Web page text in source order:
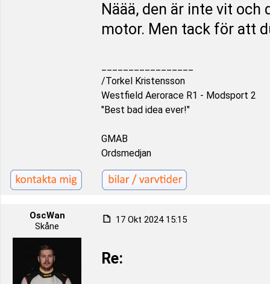
Näää, den är inte vit och
motor. Men tack för att
/Torkel Kristensson
Westfield Aerorace R1 - Modsport 2
"Best bad idea ever!"
GMAB
Ordsmedjan
OscWan
Skåne
17 Okt 2024 15:15
Re: